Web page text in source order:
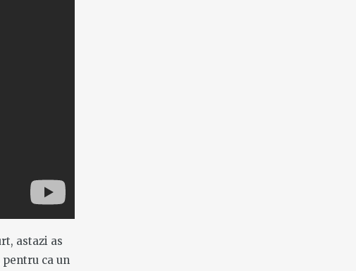
astazi as
ca un